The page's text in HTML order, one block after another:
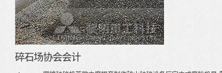
碎石场协会会计